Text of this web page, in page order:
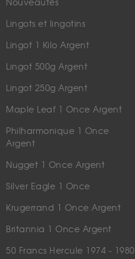
Nouveautés
Lingots et lingotins
Lingot 1 Kilo Argent
Lingot 500g Argent
Lingot 250g Argent
Maple Leaf 1 Once Argent
Philharmonique 1 Once
Argent
Nugget 1 Once Argent
Silver Eagle 1 Once
Krugerrand 1 Once Argent
Britannia 1 Once Argent
50 Francs Hercule 1974 - 1980